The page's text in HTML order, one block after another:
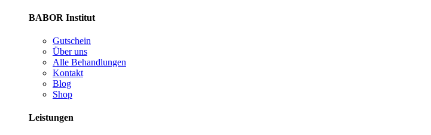
BABOR Institut
Gutschein
Über uns
Alle Behandlungen
Kontakt
Blog
Shop
Leistungen